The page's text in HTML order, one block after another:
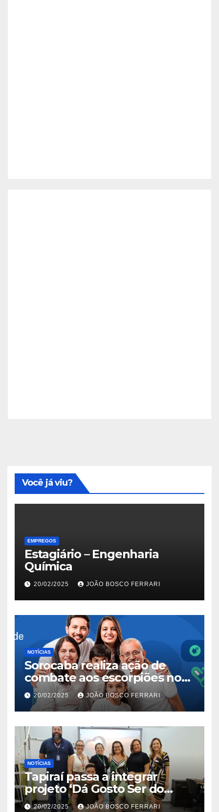
Você já viu?
EMPREGOS
Estagiário – Engenharia
Química
20/02/2025 JOÃO BOSCO FERRARI
NOTÍCIAS
Sorocaba realiza ação de
combate aos escorpiões no
Jardim São Carlos
20/02/2025 JOÃO BOSCO FERRARI
NOTÍCIAS
Tapiraí passa a integrar
projeto ‘Dá Gosto Ser do
Ribeira’ | ASN São Paulo
20/02/2025 JOÃO BOSCO FERRARI